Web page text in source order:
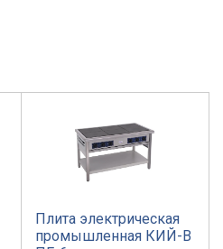
Плита электрическая
промышленная КИЙ-В